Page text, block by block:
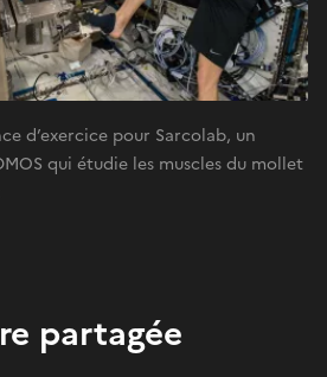
d’exercice pour Sarcolab, un
qui étudie les muscles du mollet
partagée